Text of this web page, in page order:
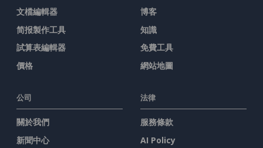
文檔編輯器
简报製作工具
試算表編輯器
價格
博客
知識
免費工具
網站地圖
公司
關於我們
新聞中心
法律
服務條款
AI Policy